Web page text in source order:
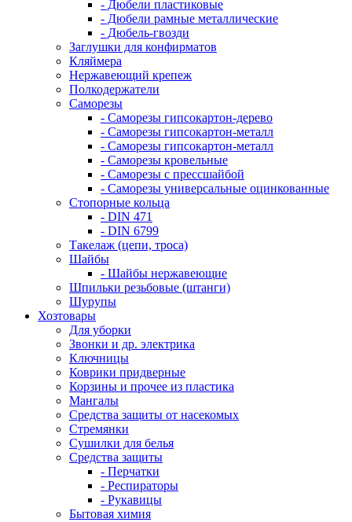
- Дюбели пластиковые
- Дюбели рамные металлические
- Дюбель-гвозди
Заглушки для конфирматов
Кляймера
Нержавеющий крепеж
Полкодержатели
Саморезы
- Саморезы гипсокартон-дерево
- Саморезы гипсокартон-металл
- Саморезы гипсокартон-металл
- Саморезы кровельные
- Саморезы с прессшайбой
- Саморезы универсальные оцинкованные
Стопорные кольца
- DIN 471
- DIN 6799
Такелаж (цепи, троса)
Шайбы
- Шайбы нержавеющие
Шпильки резьбовые (штанги)
Шурупы
Хозтовары
Для уборки
Звонки и др. электрика
Ключницы
Коврики придверные
Корзины и прочее из пластика
Мангалы
Средства защиты от насекомых
Стремянки
Сушилки для белья
Средства защиты
- Перчатки
- Респираторы
- Рукавицы
Бытовая химия